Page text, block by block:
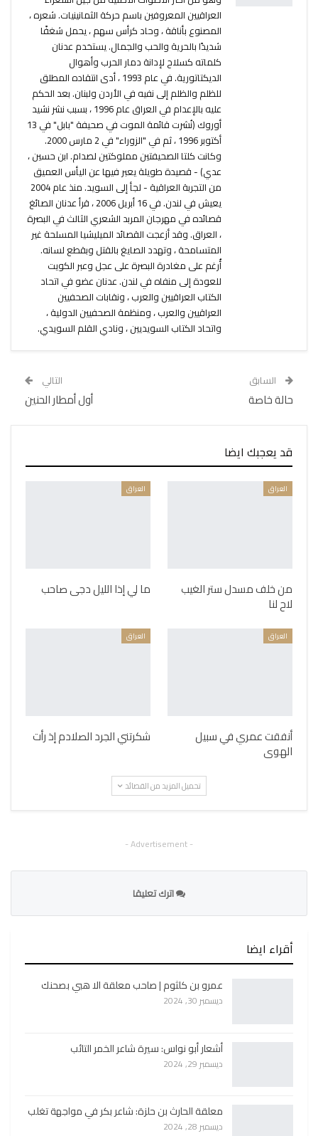
العراقيين المعروفين باسم حركة الثمانينيات. شعره ،
المصنوع بأناقة ، وحاد كرأس سهم ، يحمل شغفًا
شديدًا بالحرية والحب والجمال. يستخدم عدنان
كلماته كسلاح لإدانة دمار الحرب وأهوال
الديكتاتورية. في عام 1993 ، أدى انتقاده المطلق
للظلم والظلم إلى نفيه في الأردن ولبنان. بعد الحكم
عليه بالإعدام في العراق عام 1996 ، بسبب نشر نشيد
أوروك (نُشرت قائمة الموت في صحيفة "بابل" في 13
أكتوبر 1996 ، ثم في "الزوراء" في 2 مارس 2000.
وكانت كلتا الصحيفتين مملوكتين لصدام. ابن حسين ،
عدي) - قصيدة طويلة يعبر فيها عن اليأس العميق
من التجربة العراقية - لجأ إلى السويد. منذ عام 2004
يعيش في لندن. في 16 أبريل 2006 ، قرأ عدنان الصائغ
قصائده في مهرجان المربد الشعري الثالث في البصرة
، العراق. وقد أزعجت القصائد الميليشيا المسلحة غير
المتسامحة ، وتهدد الصايغ بالقتل وبقطع لسانه.
أُرغم على مغادرة البصرة على عجل وعبر الكويت
للعودة إلى منفاه في لندن. عدنان عضو في اتحاد
الكتاب العراقيين والعرب ، ونقابات الصحفيين
العراقيين والعرب ، ومنظمة الصحفيين الدولية ،
واتحاد الكتاب السويديين ، ونادي القلم السويدي.
السابق
حالة خاصة
التالي
أول أمطار الحنين
قد يعجبك ايضا
العراق
من خلف مسدل ستر الغيب
لاح لنا
العراق
ما لي إذا الليل دجى صاحب
العراق
أنفقت عمري في سبيل
الهوى
العراق
شكرتني الجرد الصلادم إذ رأت
تحميل المزيد من القصائد
- Advertisement -
اترك تعليقا
أقراء ايضا
عمرو بن كلثوم | صاحب معلقة الا هبي بصحنك
ديسمبر 30, 2024
أشعار أبو نواس: سيرة شاعر الخمر التائب
ديسمبر 29, 2024
معلقة الحارث بن حلزة: شاعر بكر في مواجهة تغلب
ديسمبر 28, 2024